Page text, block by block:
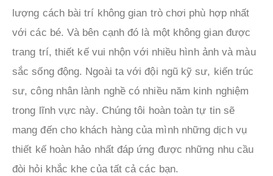
lượng cách bài trí không gian trò chơi phù hợp nhất
với các bé. Và bên cạnh đó là một không gian được
trang trí, thiết kế vui nhộn với nhiều hình ảnh và màu
sắc sống động. Ngoài ta với đội ngũ kỹ sư, kiến trúc
sư, công nhân lành nghề có nhiều năm kinh nghiệm
trong lĩnh vực này. Chúng tôi hoàn toàn tự tin sẽ
mang đến cho khách hàng của mình những dịch vụ
thiết kế hoàn hảo nhất đáp ứng được những nhu cầu
đòi hỏi khắc khe của tất cả các bạn.